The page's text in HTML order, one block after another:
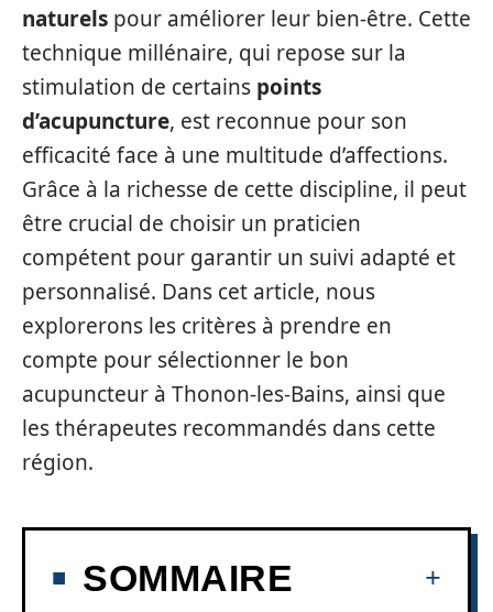
naturels pour améliorer leur bien-être. Cette
technique millénaire, qui repose sur la
stimulation de certains points
d’acupuncture, est reconnue pour son
efficacité face à une multitude d’affections.
Grâce à la richesse de cette discipline, il peut
être crucial de choisir un praticien
compétent pour garantir un suivi adapté et
personnalisé. Dans cet article, nous
explorerons les critères à prendre en
compte pour sélectionner le bon
acupuncteur à Thonon-les-Bains, ainsi que
les thérapeutes recommandés dans cette
région.
SOMMAIRE